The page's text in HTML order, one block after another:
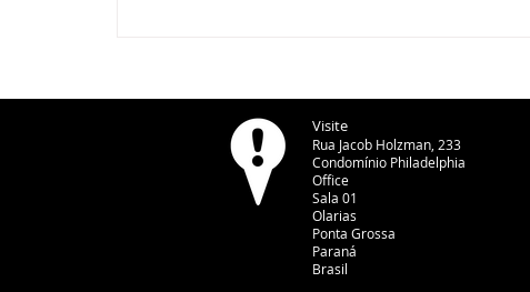
Ponta Grossa
Visite
Rua Jacob Holzman, 233
Condomínio Philadelphia
Office
Sala 01
Olarias
Ponta Grossa
Paraná
Brasil